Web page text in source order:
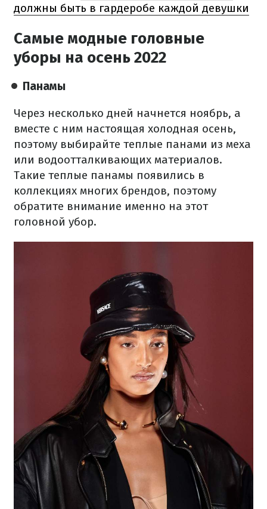
должны быть в гардеробе каждой девушки
Самые модные головные
уборы на осень 2022
Панамы
Через несколько дней начнется ноябрь, а
вместе с ним настоящая холодная осень,
поэтому выбирайте теплые панами из меха
или водоотталкивающих материалов.
Такие теплые панамы появились в
коллекциях многих брендов, поэтому
обратите внимание именно на этот
головной убор.